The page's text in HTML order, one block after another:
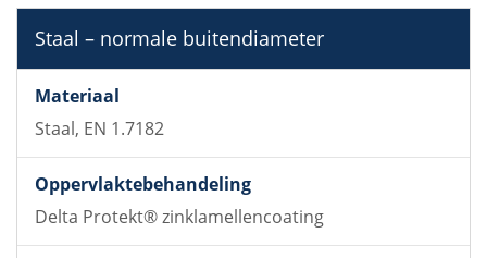
Producttype
Materiaal
Oppervlaktebehandeling
Aanbevolen toepassingen
Herbruikbaar
Staal – normale buitendiameter
Staal, EN 1.7182
Delta Protekt® zinklamellencoating